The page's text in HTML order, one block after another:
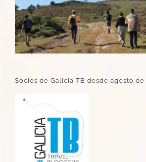
Socios de Galicia TB desde agosto de